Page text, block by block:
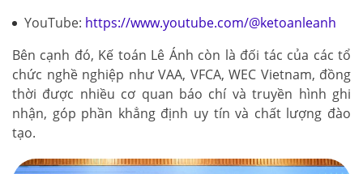
YouTube: https://www.youtube.com/@ketoanleanh
Bên cạnh đó, Kế toán Lê Ánh còn là đối tác của các tổ
chức nghề nghiệp như VAA, VFCA, WEC Vietnam, đồng
thời được nhiều cơ quan báo chí và truyền hình ghi
nhận, góp phần khẳng định uy tín và chất lượng đào
tạo.